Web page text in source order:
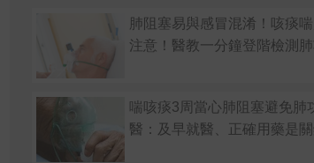
肺阻塞易與感冒混淆！咳痰
注意！醫教一分鐘登階檢測
喘咳痰3周當心肺阻塞避免肺
醫：及早就醫、正確用藥是